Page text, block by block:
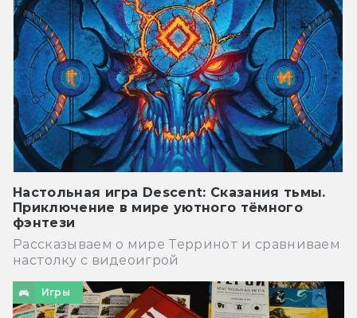
Настольная игра Descent: Сказания тьмы.
Приключение в мире уютного тёмного
фэнтези
Рассказываем о мире Терринот и сравниваем
настолку с видеоигрой
Игры